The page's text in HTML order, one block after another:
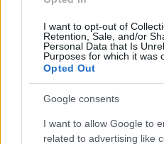
I want to opt-out of
Retention, Sale, and/or
Personal Data that Is
Purposes for which it was
Opted Out
Google consents
I want to allow Google to
related to advertising like
Rispondi
paolospicchidi@
In Congo c’è la GUERRA, le
contese da molti: